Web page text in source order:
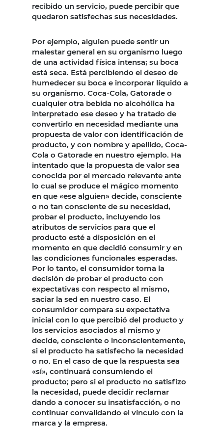
recibido un servicio, puede percibir que
quedaron satisfechas sus necesidades.
Por ejemplo, alguien puede sentir un
malestar general en su organismo luego
de una actividad física intensa; su boca
está seca. Está percibiendo el deseo de
humedecer su boca e incorporar líquido a
su organismo. Coca-Cola, Gatorade o
cualquier otra bebida no alcohólica ha
interpretado ese deseo y ha tratado de
convertirlo en necesidad mediante una
propuesta de valor con identificación de
producto, y con nombre y apellido, Coca-
Cola o Gatorade en nuestro ejemplo. Ha
intentado que la propuesta de valor sea
conocida por el mercado relevante ante
lo cual se produce el mágico momento
en que «ese alguien» decide, consciente
o no tan consciente de su necesidad,
probar el producto, incluyendo los
atributos de servicios para que el
producto esté a disposición en el
momento en que decidió consumir y en
las condiciones funcionales esperadas.
Por lo tanto, el consumidor toma la
decisión de probar el producto con
expectativas con respecto al mismo,
saciar la sed en nuestro caso. El
consumidor compara su expectativa
inicial con lo que percibió del producto y
los servicios asociados al mismo y
decide, consciente o inconscientemente,
si el producto ha satisfecho la necesidad
o no. En el caso de que la respuesta sea
«sí», continuará consumiendo el
producto; pero si el producto no satisfizo
la necesidad, puede decidir reclamar
dando a conocer su insatisfacción, o no
continuar convalidando el vínculo con la
marca y la empresa.